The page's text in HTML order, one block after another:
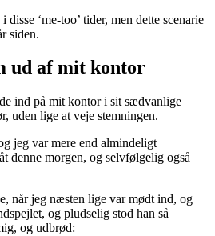
‘me-too’ tider, men dette scenarie
siden.
ud af mit kontor
ind på mit kontor i sit sædvanlige
uden lige at veje stemningen.
jeg var mere end almindeligt
denne morgen, og selvfølgelig også
når jeg næsten lige var mødt ind, og
og pludselig stod han så
og udbrød: